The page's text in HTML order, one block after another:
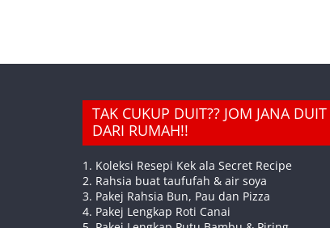
TAK CUKUP DUIT?? JOM JANA
DARI RUMAH!!
1. Koleksi Resepi Kek ala Secret Recipe
2. Rahsia buat taufufah & air soya
3. Pakej Rahsia Bun, Pau dan Pizza
4. Pakej Lengkap Roti Canai